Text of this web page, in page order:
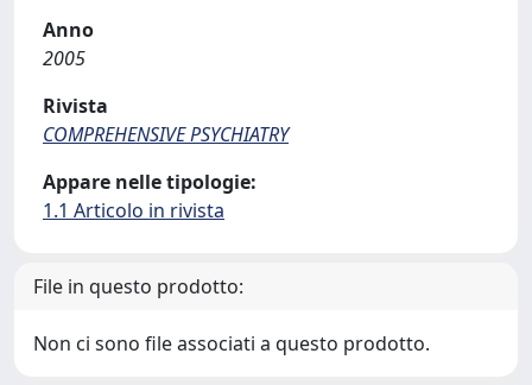
Anno
2005
Rivista
COMPREHENSIVE PSYCHIATRY
Appare nelle tipologie:
1.1 Articolo in rivista
File in questo prodotto:
Non ci sono file associati a questo prodotto.